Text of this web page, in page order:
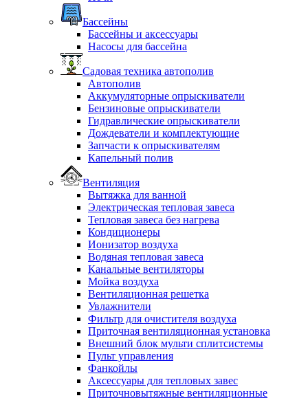
Бассейны
Бассейны и аксессуары
Насосы для бассейна
Садовая техника автополив
Автополив
Аккумуляторные опрыскиватели
Бензиновые опрыскиватели
Гидравлические опрыскиватели
Дождеватели и комплектующие
Запчасти к опрыскивателям
Капельный полив
Вентиляция
Вытяжка для ванной
Электрическая тепловая завеса
Тепловая завеса без нагрева
Кондиционеры
Ионизатор воздуха
Водяная тепловая завеса
Канальные вентиляторы
Мойка воздуха
Вентиляционная решетка
Увлажнители
Фильтр для очистителя воздуха
Приточная вентиляционная установка
Внешний блок мульти сплитсистемы
Пульт управления
Фанкойлы
Аксессуары для тепловых завес
Приточновытяжные вентиляционные